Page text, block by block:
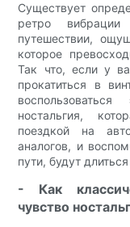
Существует
ретро
путешествии,
которое
Так что, если у
прокатиться в
ностальгия,
поездкой на
аналогов, и
пути, будут
- Как
чувство